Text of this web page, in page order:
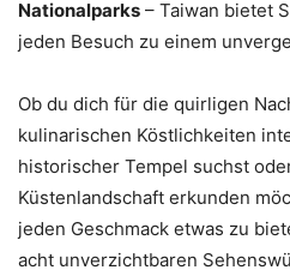
Nationalparks – Taiwan bietet
jeden Besuch zu einem
Ob du dich für die quirligen
kulinarischen Köstlichkeiten
historischer Tempel suchst
Küstenlandschaft erkunden
jeden Geschmack etwas zu
acht unverzichtbaren